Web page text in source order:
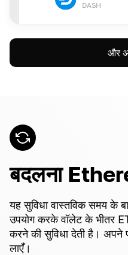
DASH
और
बदलना
यह सुविधा वास्तविक समय के
उपयोग करके वॉलेट के भीतर
करने की सुविधा देती है। अपने
लाएँ।